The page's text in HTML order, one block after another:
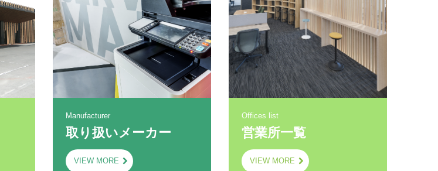
Manufacturer
取り扱いメーカー
VIEW MORE
Offices list
営業所一覧
VIEW MORE